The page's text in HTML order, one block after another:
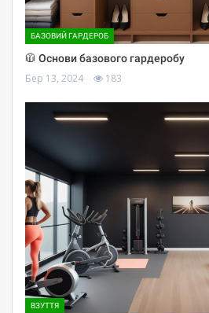
БАЗОВИЙ ГАРДЕРОБ
🧥 Основи базового гардеробу
Бер 13, 2024 183
ВЗУТТЯ